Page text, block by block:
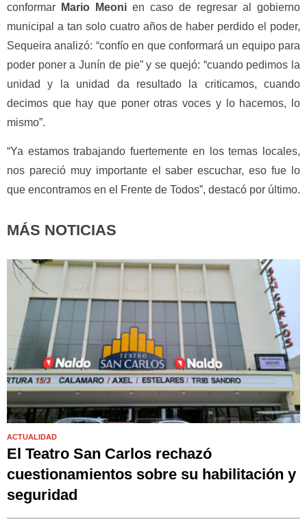
conformar Mario Meoni en caso de regresar al gobierno
municipal a tan solo cuatro años de haber perdido el poder,
Sequeira analizó: “confío en que conformará un equipo para
poder poner a Junín de pie” y se quejó: “cuando pedimos la
unidad y la unidad da resultado la criticamos, cuando
decimos que hay que poner otras voces y lo hacemos, lo
mismo”.
“Ya estamos trabajando fuertemente en los temas locales,
nos pareció muy importante el saber escuchar, eso fue lo
que encontramos en el Frente de Todos”, destacó por último.
MÁS NOTICIAS
ACTUALIDAD
El Teatro San Carlos rechazó
cuestionamientos sobre su habilitación y
seguridad